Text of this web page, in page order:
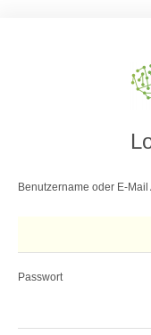
Benutzername oder E-Mail
Passwort